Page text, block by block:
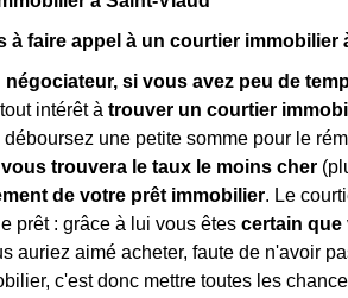
à faire appel à un courtier immobilier
si vous avez peu de
intérêt à trouver un courtier
une petite somme pour le
trouvera le taux le moins cher
de votre prêt immobilier. Le
prêt : grâce à lui vous êtes certain que
auriez aimé acheter, faute de n'avoir
c'est donc mettre toutes les